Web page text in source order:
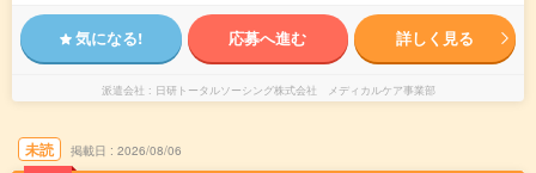
気になる! 応募へ進む 詳しく見る
派遣会社 日研トータルソーシング株式会社 メディカルケア事業部
未読 掲載日 2026/08/06